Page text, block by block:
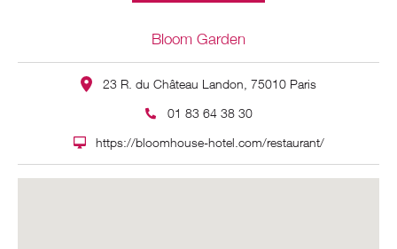
Bloom Garden
23 R. du Château Landon, 75010 Paris
01 83 64 38 30
https://bloomhouse-hotel.com/restaurant/